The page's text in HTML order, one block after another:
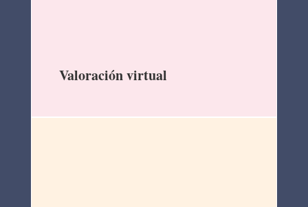
Valoración virtual